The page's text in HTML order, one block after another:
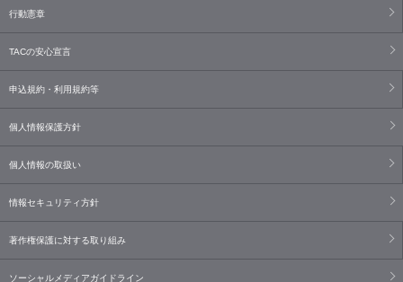
行動憲章
TACの安心宣言
申込規約・利用規約等
個人情報保護方針
個人情報の取扱い
情報セキュリティ方針
著作権保護に対する取り組み
ソーシャルメディアガイドライン